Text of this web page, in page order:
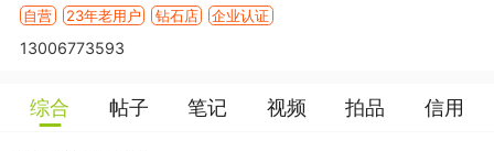
自营 23年老用户 钻石店 企业认证
13006773593
综合 帖子 笔记 视频 拍品 信用